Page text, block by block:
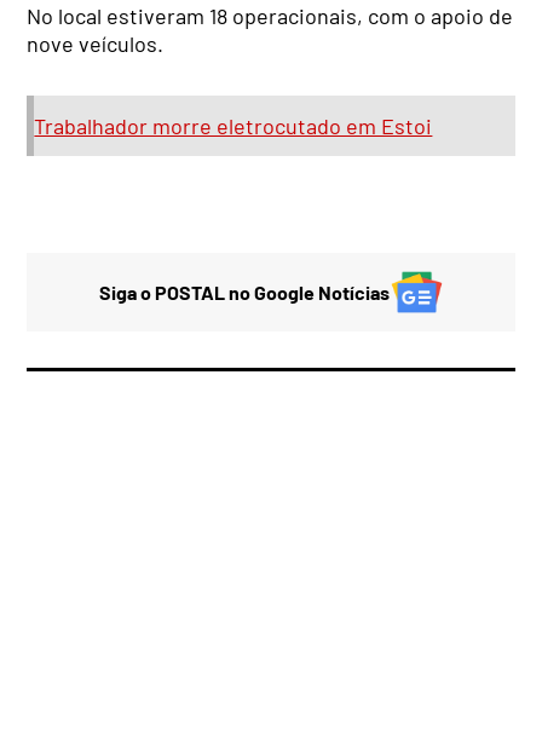
No local estiveram 18 operacionais, com o apoio de
nove veículos.
Trabalhador morre eletrocutado em Estoi
Siga o POSTAL no Google Notícias